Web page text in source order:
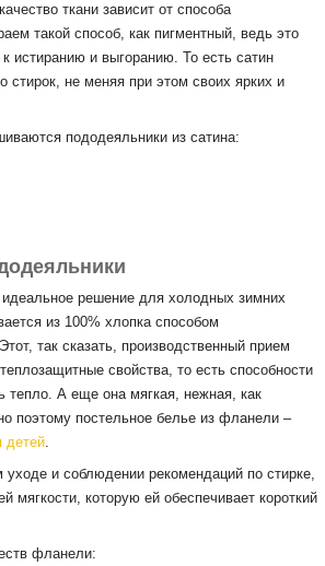
ткани зависит от способа
такой способ, как пигментный, ведь это
истиранию и выгоранию. То есть сатин
стирок, не меняя при этом своих ярких и
пододеяльники из сатина:
решение для холодных зимних
из 100% хлопка способом
так сказать, производственный прием
свойства, то есть способности
тепло. А еще она мягкая, нежная, как
поэтому постельное белье из фланели –
детей.
уходе и соблюдении рекомендаций по стирке,
мягкости, которую ей обеспечивает короткий
фланели: